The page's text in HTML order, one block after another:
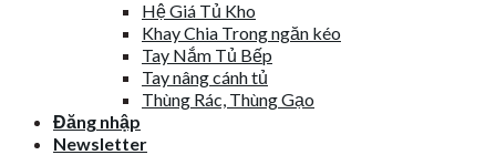
Hệ Giá Tủ Kho
Khay Chia Trong ngăn kéo
Tay Nắm Tủ Bếp
Tay nâng cánh tủ
Thùng Rác, Thùng Gạo
Đăng nhập
Newsletter